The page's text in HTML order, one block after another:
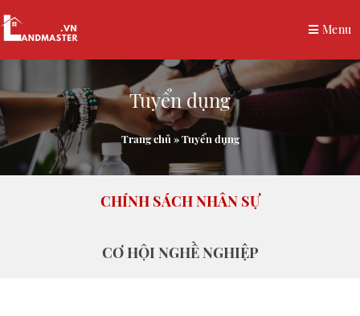
Menu
Tuyển dụng
Trang chủ »Tuyển dụng
CHÍNH SÁCH NHÂN SỰ
CƠ HỘI NGHỀ NGHIỆP